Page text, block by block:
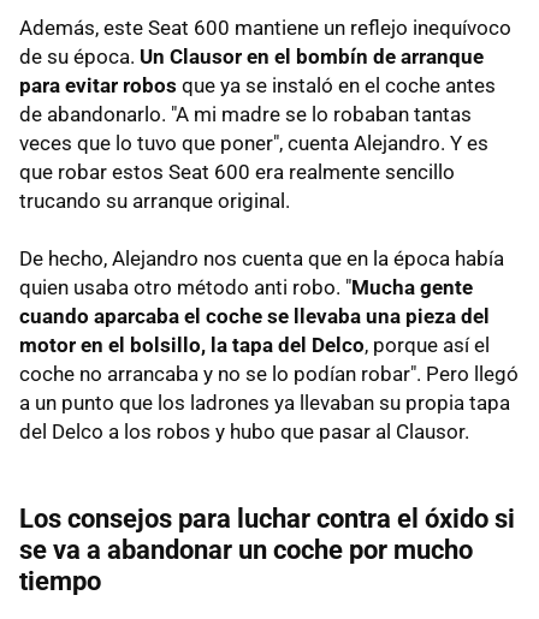
Además, este Seat 600 mantiene un reflejo inequívoco
de su época. Un Clausor en el bombín de arranque
para evitar robos que ya se instaló en el coche antes
de abandonarlo. "A mi madre se lo robaban tantas
veces que lo tuvo que poner", cuenta Alejandro. Y es
que robar estos Seat 600 era realmente sencillo
trucando su arranque original.
De hecho, Alejandro nos cuenta que en la época había
quien usaba otro método anti robo. "Mucha gente
cuando aparcaba el coche se llevaba una pieza del
motor en el bolsillo, la tapa del Delco, porque así el
coche no arrancaba y no se lo podían robar". Pero llegó
a un punto que los ladrones ya llevaban su propia tapa
del Delco a los robos y hubo que pasar al Clausor.
Los consejos para luchar contra el óxido si
se va a abandonar un coche por mucho
tiempo